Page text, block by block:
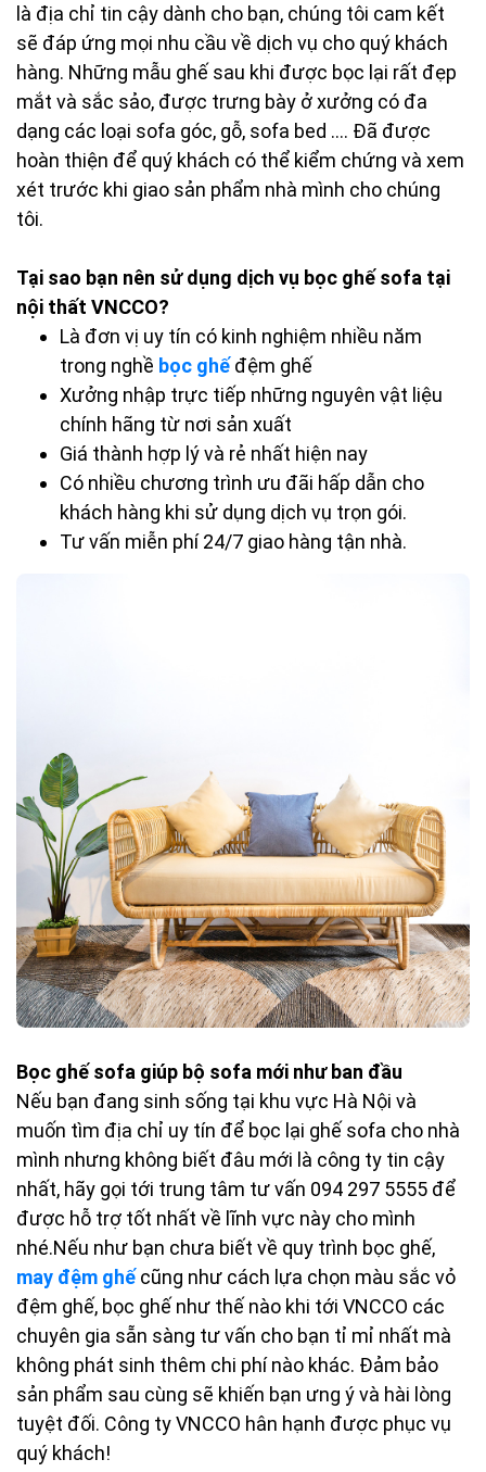
là địa chỉ tin cậy dành cho bạn, chúng tôi cam kết
sẽ đáp ứng mọi nhu cầu về dịch vụ cho quý khách
hàng. Những mẫu ghế sau khi được bọc lại rất đẹp
mắt và sắc sảo, được trưng bày ở xưởng có đa
dạng các loại sofa góc, gỗ, sofa bed …. Đã được
hoàn thiện để quý khách có thể kiểm chứng và xem
xét trước khi giao sản phẩm nhà mình cho chúng
tôi.
Tại sao bạn nên sử dụng dịch vụ bọc ghế sofa tại
nội thất VNCCO?
Là đơn vị uy tín có kinh nghiệm nhiều năm
trong nghề bọc ghế đệm ghế
Xưởng nhập trực tiếp những nguyên vật liệu
chính hãng từ nơi sản xuất
Giá thành hợp lý và rẻ nhất hiện nay
Có nhiều chương trình ưu đãi hấp dẫn cho
khách hàng khi sử dụng dịch vụ trọn gói.
Tư vấn miễn phí 24/7 giao hàng tận nhà.
Bọc ghế sofa giúp bộ sofa mới như ban đầu
Nếu bạn đang sinh sống tại khu vực Hà Nội và
muốn tìm địa chỉ uy tín để bọc lại ghế sofa cho nhà
mình nhưng không biết đâu mới là công ty tin cậy
nhất, hãy gọi tới trung tâm tư vấn 094 297 5555 để
được hỗ trợ tốt nhất về lĩnh vực này cho mình
nhé.Nếu như bạn chưa biết về quy trình bọc ghế,
may đệm ghế cũng như cách lựa chọn màu sắc vỏ
đệm ghế, bọc ghế như thế nào khi tới VNCCO các
chuyên gia sẵn sàng tư vấn cho bạn tỉ mỉ nhất mà
không phát sinh thêm chi phí nào khác. Đảm bảo
sản phẩm sau cùng sẽ khiến bạn ưng ý và hài lòng
tuyệt đối. Công ty VNCCO hân hạnh được phục vụ
quý khách!